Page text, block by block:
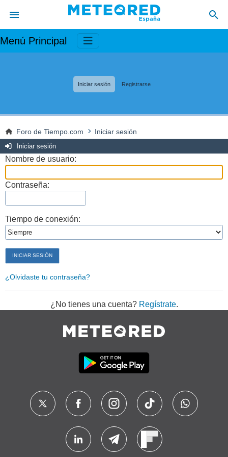
Menú Principal
Iniciar sesión Registrarse
Foro de Tiempo.com Iniciar sesión
Iniciar sesión
Nombre de usuario:
Contraseña:
Tiempo de conexión:
¿Olvidaste tu contraseña?
¿No tienes una cuenta? Regístrate.